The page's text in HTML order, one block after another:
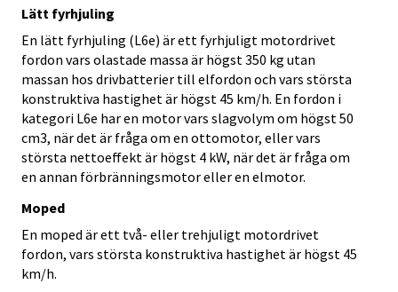
Lätt fyrhjuling
En lätt fyrhjuling (L6e) är ett fyrhjuligt motordrivet
fordon vars olastade massa är högst 350 kg utan
massan hos drivbatterier till elfordon och vars största
konstruktiva hastighet är högst 45 km/h. En fordon i
kategori L6e har en motor vars slagvolym om högst 50
cm3, när det är fråga om en ottomotor, eller vars
största nettoeffekt är högst 4 kW, när det är fråga om
en annan förbränningsmotor eller en elmotor.
Moped
En moped är ett två- eller trehjuligt motordrivet
fordon, vars största konstruktiva hastighet är högst 45
km/h.